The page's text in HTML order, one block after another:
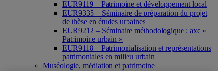
EUR9119 – Patrimoine et développement local
EUR9335 – Séminaire de préparation du projet
de thèse en études urbaines
EUR9212 – Séminaire méthodologique : axe «
Patrimoine urbain »
EUR9118 – Patrimonialisation et représentations
patrimoniales en milieu urbain
Muséologie, médiation et patrimoine